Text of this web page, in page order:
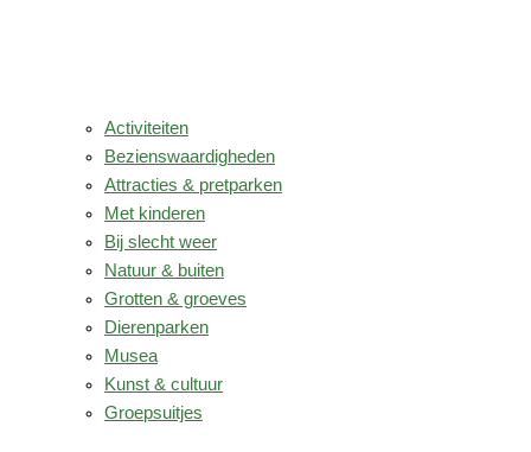
Activiteiten
Bezienswaardigheden
Attracties & pretparken
Met kinderen
Bij slecht weer
Natuur & buiten
Grotten & groeves
Dierenparken
Musea
Kunst & cultuur
Groepsuitjes